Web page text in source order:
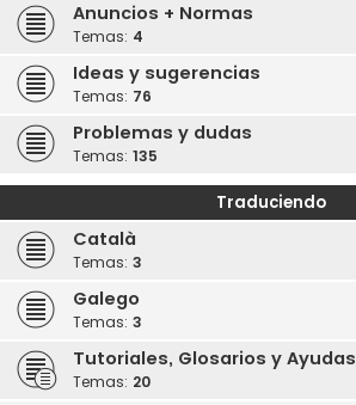
Anuncios + Normas
Temas: 4
Ideas y sugerencias
Temas: 76
Problemas y dudas
Temas: 135
Traduciendo
Català
Temas: 3
Galego
Temas: 3
Tutoriales, Glosarios y Ayudas
Temas: 20